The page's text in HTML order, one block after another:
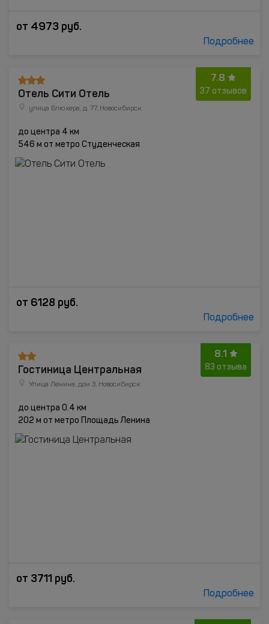
от 4973 руб.
Подробнее
7.8
37 отзывов
Отель Сити Отель
улица Блюхера, д. 77, Новосибирск
до центра 4 км
546 м от метро Студенческая
от 6128 руб.
Подробнее
8.1
83 отзыва
Гостиница Центральная
Улица Ленина, дом 3, Новосибирск
до центра 0.4 км
202 м от метро Площадь Ленина
от 3711 руб.
Подробнее